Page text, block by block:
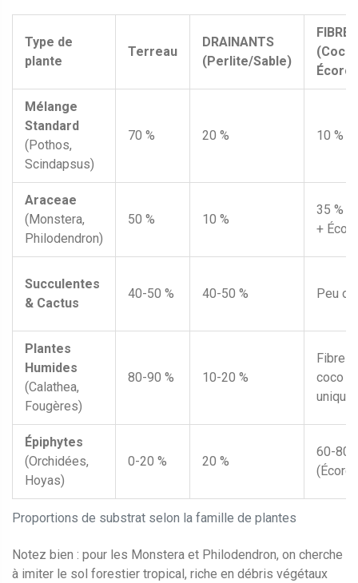
Proportions de substrat selon la famille de plantes
Type de
plante
Terreau
DRAINANTS
(Perlite/Sable)
FIBRES
(Coco/
Mélange
Standard
(Pothos,
Scindapsus)
70 % 20 % 10 %
Araceae
(Monstera,
Philodendron)
50 % 10 %
35 %
+
Succulentes
& Cactus
40-50 % 40-50 % Peu
Plantes
Humides
(Calathea,
Fougères)
80-90 % 10-20 %
Fibre
coco
Épiphytes
(Orchidées,
Hoyas)
0-20 % 20 %
60-80
Notez bien : pour les Monstera et Philodendron, on cherche
à imiter le sol forestier tropical, riche en débris végétaux